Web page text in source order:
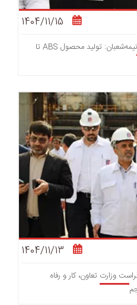
1404/11/15
خبر خوش دولتی زاده همزمان با نیمه‌شعبان: تولید محصول ABS تا
1404/11/13
وزارت تعاون، کار و رفاه